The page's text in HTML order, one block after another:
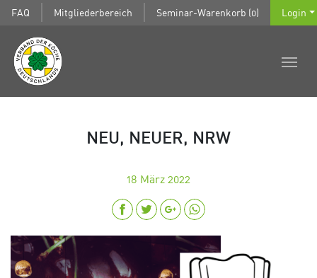
FAQ Mitgliederbereich Seminar-Warenkorb (0) Login
NEU, NEUER, NRW
18 März 2022